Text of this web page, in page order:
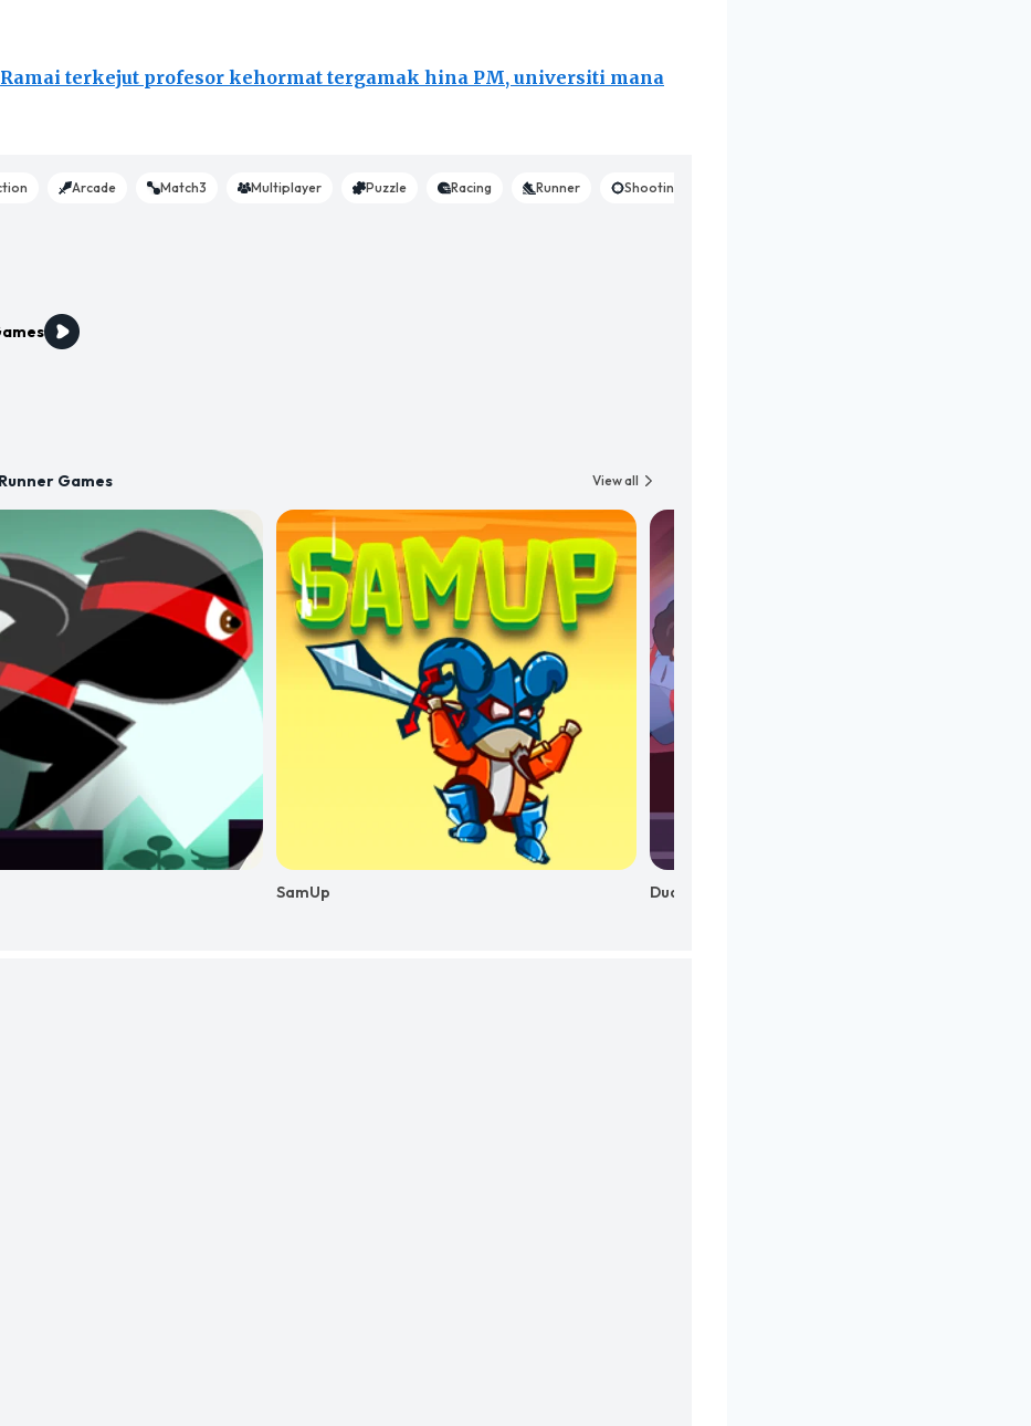
Ramai terkejut profesor kehormat tergamak hina PM, universiti mana